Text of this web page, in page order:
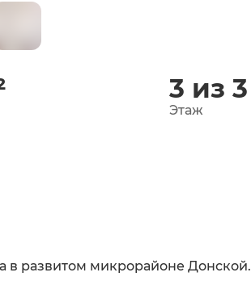
3 из 3
Этаж
в развитом микрорайоне Донской.